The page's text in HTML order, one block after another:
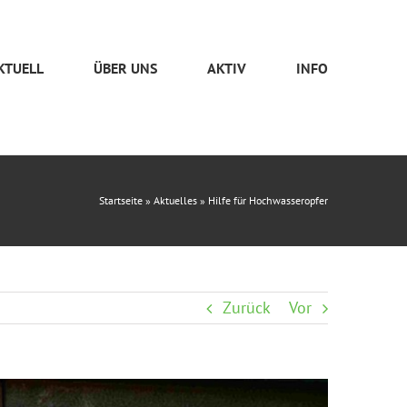
ÜBER UNS AKTIV INFO
Startseite » Aktuelles » Hilfe für Hochwasseropfer
Zurück Vor